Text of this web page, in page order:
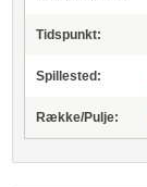
Tidspunkt:
Spillested:
Række/Pulje: